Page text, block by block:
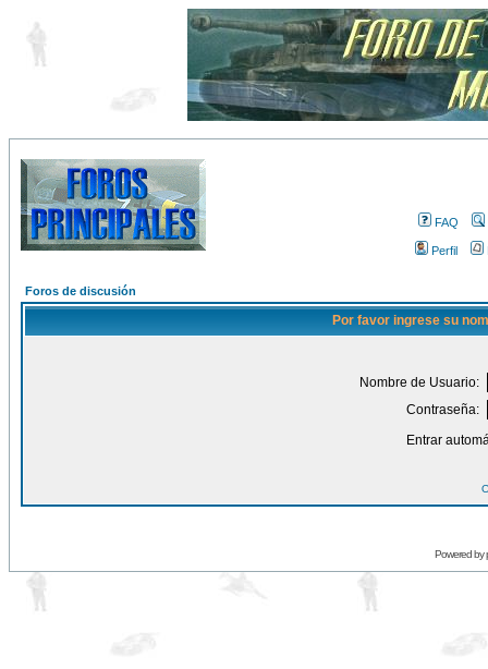
FAQ
Perfil
Foros de discusión
Por favor ingrese su
Nombre de Usuario:
Contraseña:
Entrar
Powered by